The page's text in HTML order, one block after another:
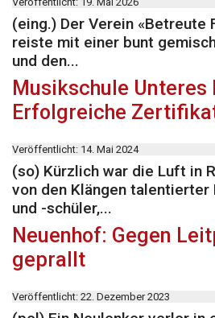
(eing.) Der Verein «Betreute
reiste mit einer bunt
und den...
Musikschule Unteres
Erfolgreiche
Veröffentlicht: 14. Mai 2024
(so) Kürzlich war die Luft in
von den Klängen talentierter
und -schüler,...
Neuenhof: Gegen
geprallt
Veröffentlicht: 22. Dezember 2023